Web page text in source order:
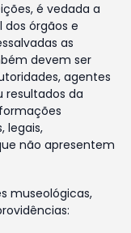
é vedada a
órgãos e
as
devem ser
agentes
resultados da
legais,
não apresentem
museológicas,